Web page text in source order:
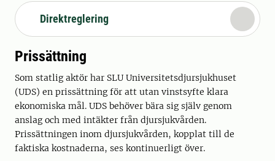
Direktreglering
Prissättning
Som statlig aktör har SLU Universitetsdjursjukhuset
(UDS) en prissättning för att utan vinstsyfte klara
ekonomiska mål. UDS behöver bära sig själv genom
anslag och med intäkter från djursjukvården.
Prissättningen inom djursjukvården, kopplat till de
faktiska kostnaderna, ses kontinuerligt över.